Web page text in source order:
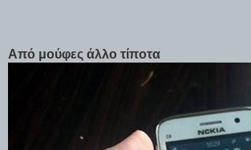
Από μούφες άλλο τίποτα